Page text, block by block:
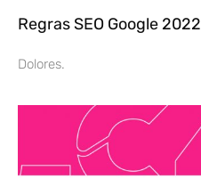
Regras SEO Google 2022
Dolores.